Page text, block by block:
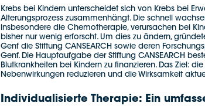
Krebs bei Kindern unterscheidet sich von Krebs bei
Alterungsprozess zusammenhängt. Die schnell
insbesondere die Chemotherapie, verursachen bei
bisher nur wenig erforscht. Um dies zu ändern,
Genf die Stiftung CANSEARCH sowie deren
Genf. Die Hauptaufgabe der Stiftung CANSEARCH
Blutkrankheiten bei Kindern zu finanzieren. Das Ziel:
Nebenwirkungen reduzieren und die Wirksamkeit
Individualisierte Therapie: Ein